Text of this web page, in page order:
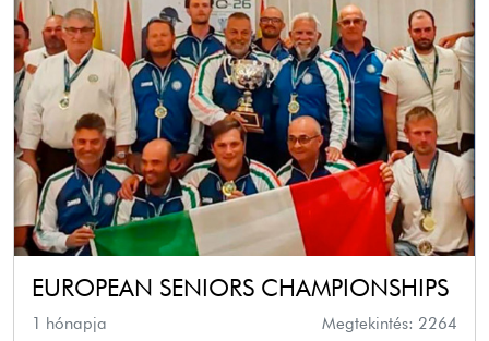
EUROPEAN SENIORS CHAMPIONSHIPS
1 hónapja Megtekintés: 2264